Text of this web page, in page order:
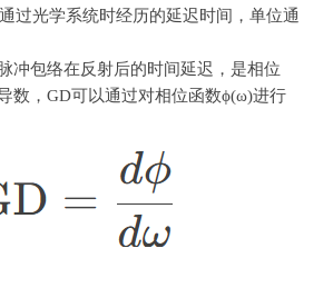
过光学系统时经历的延迟时间，单位通
冲包络在反射后的时间延迟，是相位
数，GD可以通过对相位函数ϕ(ω)进行